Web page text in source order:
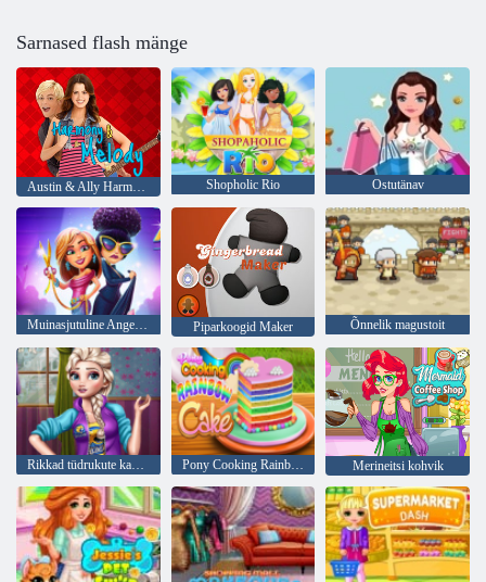
Sarnased flash mänge
Austin & Ally Harmony ja Melody Shopholic Rio Ostutänav
Muinasjutuline Angela Fashion Fever Piparkoogid Maker Õnnelik magustoit
Rikkad tüdrukute kaubanduskeskuse ostlemine Pony Cooking Rainbow kook Merineitsi kohvik